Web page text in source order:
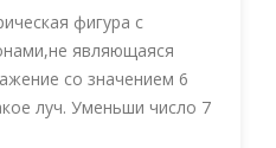
фигура с
являющаяся
со значением 6
луч. Уменьши число 7